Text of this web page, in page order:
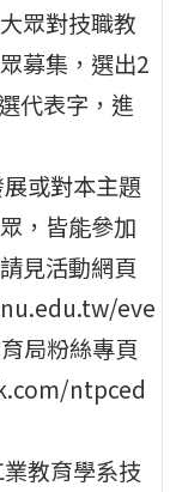
眾對技職教
募集，選出2
代表字，進
或對本主題
，皆能參加
見活動網頁
eve
局粉絲專頁
ntpced
教育學系技